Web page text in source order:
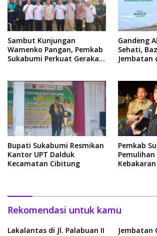
Sambut Kunjungan
Wamenko Pangan, Pemkab
Sukabumi Perkuat Gerakan
Gandeng
Sehati,
Jembatan
Bupati Sukabumi Resmikan
Kantor UPT Dalduk
Kecamatan Cibitung
Pemkab
Rekomendasi untuk kamu
Lakalantas di Jl. Palabuan II
Jembatan